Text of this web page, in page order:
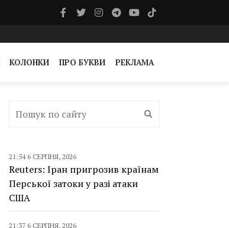
КОЛОНКИ ПРО БУКВИ РЕКЛАМА
21:54 6 СЕРПНЯ, 2026
Reuters: Іран пригрозив країнам
Перської затоки у разі атаки
США
21:37 6 СЕРПНЯ, 2026